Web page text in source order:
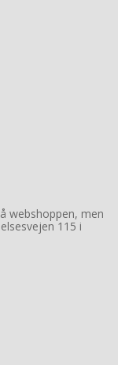
webshoppen, men
115 i